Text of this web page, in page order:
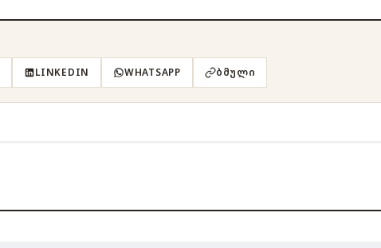
LINKEDIN WHATSAPP ᲑᲛᲣᲚᲘ